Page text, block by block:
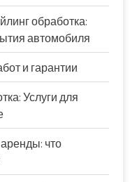
обработка:
автомобиля
и гарантии
Услуги для
что